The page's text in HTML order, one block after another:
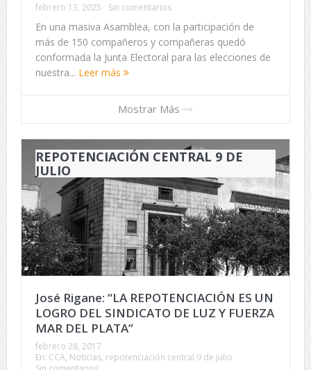
febrero 13, 2025 Sin comentarios
En una masiva Asamblea, con la participación de
más de 150 compañeros y compañeras quedó
conformada la Junta Electoral para las elecciones de
nuestra... Leer más
Mostrar Más
REPOTENCIACIÓN CENTRAL 9 DE
JULIO
José Rigane: “LA REPOTENCIACIÓN ES UN
LOGRO DEL SINDICATO DE LUZ Y FUERZA
MAR DEL PLATA”
febrero 28, 2017
En: CCA, Noticias, repotenciación central 9 de julio